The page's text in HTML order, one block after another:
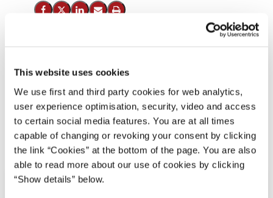
This website uses cookies
We use first and third party cookies for web analytics,
user experience optimisation, security, video and access
to certain social media features. You are at all times
capable of changing or revoking your consent by clicking
the link “Cookies” at the bottom of the page. You are also
able to read more about our use of cookies by clicking
“Show details” below.
Del på Facebook
Del på X (Twitter)
Del på LinkedIn
Send email
Print
skal uddannes på mere praksisnære og fleksible
uddannelser med friere rammer og højere kvalitet. Med en
kvalitetsreform til 2,1 mia. kr. vil regeringen få flere til at
vælge de professions- og erhvervsrettede videregående
uddannelser.